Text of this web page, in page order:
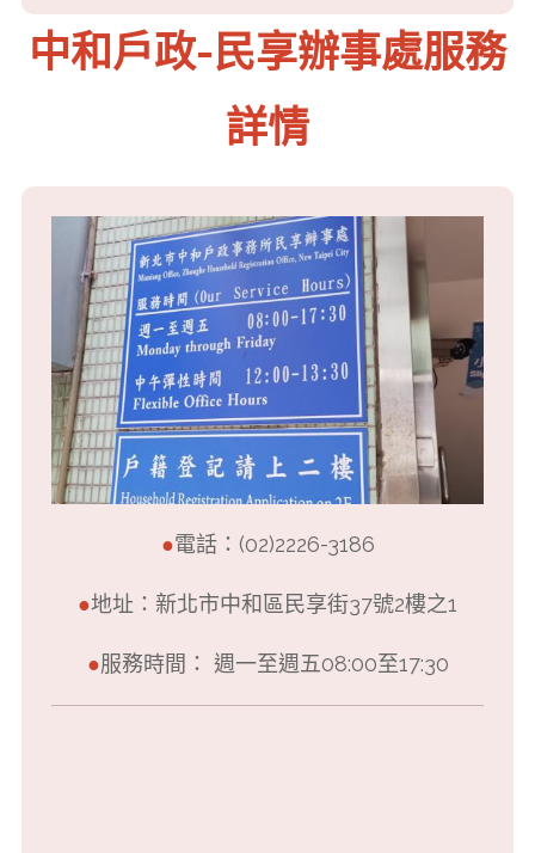
中和戶政-民享辦事處服務
詳情
●電話：(02)2226-3186
●地址：新北市中和區民享街37號2樓之1
●服務時間： 週一至週五08:00至17:30